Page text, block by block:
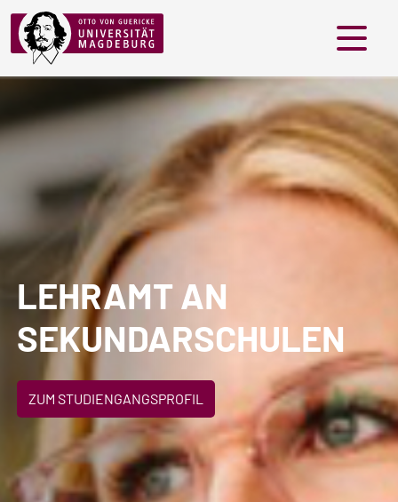
Menü
LEHRAMT AN
SEKUNDARSCHULEN
ZUM STUDIENGANGSPROFIL